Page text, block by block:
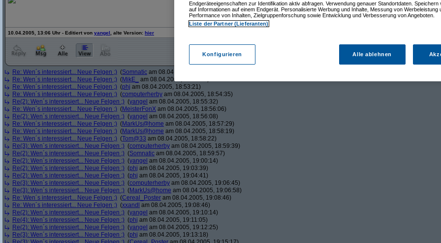
10.04.2005, 13:06 Uhr - Editiert von yangel , alte Version: hier
Re: Wen´s interessiert... Neue Felgen ;) (Somnatic am 08.04.2005, 18:52:38)
Re: Wen´s interessiert... Neue Felgen ;) (MikE_
am 08.04.2005, 18:53:05)
Re: Wen´s interessiert... Neue Felgen ;) (phj am 08.04.2005, 18:53:21)
Re: Wen´s interessiert... Neue Felgen ;) (computerherby am 08.04.2005, 18:54:35)
Re(2): Wen´s interessiert... Neue Felgen ;) (yangel am 08.04.2005, 18:55:32)
Re: Wen´s interessiert... Neue Felgen ;) (MeisterFonX am 08.04.2005, 18:56:06)
Re(2): Wen´s interessiert... Neue Felgen ;) (yangel am 08.04.2005, 18:56:08)
Re: Wen´s interessiert... Neue Felgen ;) (MarkUs@home am 08.04.2005, 18:57:29)
Re: Wen´s interessiert... Neue Felgen ;) (MarkUs@home am 08.04.2005, 18:58:19)
Re: Wen´s interessiert... Neue Felgen ;) (Tom@33 am 08.04.2005, 18:58:22)
Re(3): Wen´s interessiert... Neue Felgen ;) (computerherby am 08.04.2005, 18:59:39)
Re(2): Wen´s interessiert... Neue Felgen ;) (Somnatic am 08.04.2005, 18:59:57)
Re(2): Wen´s interessiert... Neue Felgen ;) (yangel am 08.04.2005, 19:00:14)
Re(2): Wen´s interessiert... Neue Felgen ;) (phj am 08.04.2005, 19:03:39)
Re(2): Wen´s interessiert... Neue Felgen ;) (phj am 08.04.2005, 19:04:41)
Re(3): Wen´s interessiert... Neue Felgen ;) (computerherby am 08.04.2005, 19:06:45)
Re(3): Wen´s interessiert... Neue Felgen ;) (MarkUs@home am 08.04.2005, 19:06:58)
Re: Wen´s interessiert... Neue Felgen ;) (Cereal_Poster am 08.04.2005, 19:08:46)
Re: Wen´s interessiert... Neue Felgen ;) (xxandl am 08.04.2005, 19:08:46)
Re(2): Wen´s interessiert... Neue Felgen ;) (yangel am 08.04.2005, 19:10:14)
Re(4): Wen´s interessiert... Neue Felgen ;) (phj am 08.04.2005, 19:11:05)
Re(2): Wen´s interessiert... Neue Felgen ;) (yangel am 08.04.2005, 19:12:25)
Re(3): Wen´s interessiert... Neue Felgen ;) (phj am 08.04.2005, 19:13:18)
Endgeräteeigenschaften zur Identifikation aktiv abfragen. Verwendung genauer Standortdaten. Speichern
auf Informationen auf einem Endgerät. Personalisierte Werbung und Inhalte, Messung von Werbeleistung
Performance von Inhalten, Zielgruppenforschung sowie Entwicklung und Verbesserung von Angeboten.
Liste der Partner (Lieferanten)
Konfigurieren Alle ablehnen